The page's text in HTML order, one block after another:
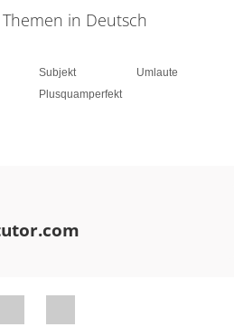
in Deutsch
Subjekt
Plusquamperfekt
Umlaute